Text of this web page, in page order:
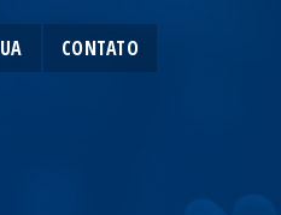
CONTATO